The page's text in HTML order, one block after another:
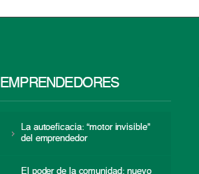
EMPRENDEDORES
La autoeficacia: “motor invisible”
del emprendedor
El poder de la comunidad: nuevo